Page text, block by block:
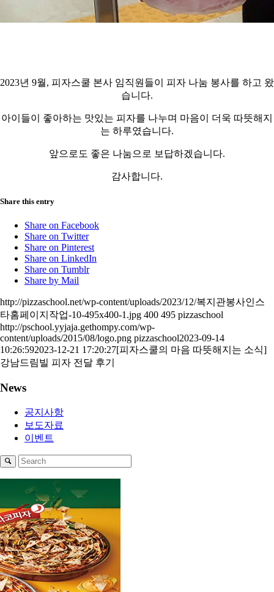
2023년 9월, 피자스쿨 본사 임직원들이 피자 나눔 봉사를 하고 왔
습니다.
아이들이 좋아하는 맛있는 피자를 나누며 마음이 더욱 따뜻해지
는 하루였습니다.
앞으로도 좋은 나눔으로 보답하겠습니다.
감사합니다.
Share this entry
Share on Facebook
Share on Twitter
Share on Pinterest
Share on LinkedIn
Share on Tumblr
Share by Mail
http://pizzaschool.net/wp-content/uploads/2023/12/복지관봉사인스
타홈페이지작업-10-495x400-1.jpg 400 495 pizzaschool
http://pschool.yyjaja.gethompy.com/wp-
content/uploads/2015/08/logo.png pizzaschool2023-09-14
10:26:592023-12-21 17:20:27[피자스쿨의 마음 따뜻해지는 소식]
강남드림빌 피자 전달 후기
News
공지사항
보도자료
이벤트